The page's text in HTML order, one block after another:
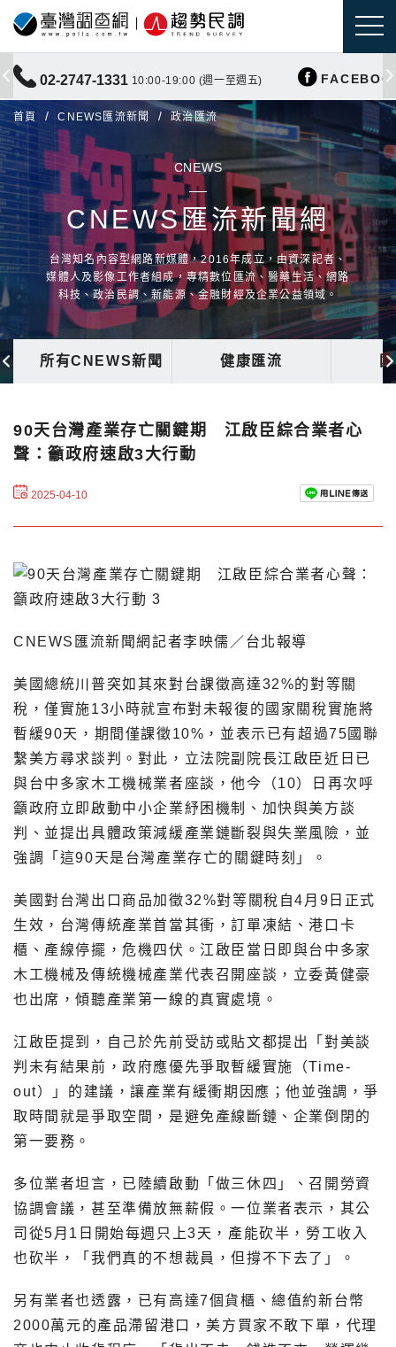
02-2747-1331 10:00-19:00 (週一至週五)
首頁 CNEWS匯流新聞 政治匯流
CNEWS
CNEWS匯流新聞網
台灣知名內容型網路新媒體，2016年成立，由資深記者、
媒體人及影像工作者組成，專精數位匯流、醫藥生活、網路
科技、政治民調、新能源、金融財經及企業公益領域。
所有CNEWS新聞 健康匯流
90天台灣產業存亡關鍵期 江啟臣綜合業者心
聲：籲政府速啟3大行動
2025-04-10
CNEWS匯流新聞網記者李映儒／台北報導
美國總統川普突如其來對台課徵高達32%的對等關
稅，僅實施13小時就宣布對未報復的國家關稅實施將
暫緩90天，期間僅課徵10%，並表示已有超過75國聯
繫美方尋求談判。對此，立法院副院長江啟臣近日已
與台中多家木工機械業者座談，他今（10）日再次呼
籲政府立即啟動中小企業紓困機制、加快與美方談
判、並提出具體政策減緩產業鏈斷裂與失業風險，並
強調「這90天是台灣產業存亡的關鍵時刻」。
美國對台灣出口商品加徵32%對等關稅自4月9日正式
生效，台灣傳統產業首當其衝，訂單凍結、港口卡
櫃、產線停擺，危機四伏。江啟臣當日即與台中多家
木工機械及傳統機械產業代表召開座談，立委黃健豪
也出席，傾聽產業第一線的真實處境。
江啟臣提到，自己於先前受訪或貼文都提出「對美談
判未有結果前，政府應優先爭取暫緩實施（Time-
out）」的建議，讓產業有緩衝期因應；他並強調，爭
取時間就是爭取空間，是避免產線斷鏈、企業倒閉的
第一要務。
多位業者坦言，已陸續啟動「做三休四」、召開勞資
協調會議，甚至準備放無薪假。一位業者表示，其公
司從5月1日開始每週只上3天，產能砍半，勞工收入
也砍半，「我們真的不想裁員，但撐不下去了」。
另有業者也透露，已有高達7個貨櫃、總值約新台幣
2000萬元的產品滯留港口，美方買家不敢下單，代理